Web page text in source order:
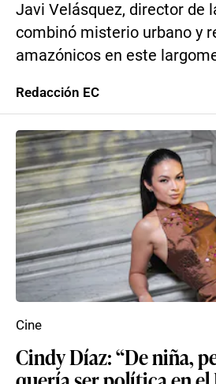
Javi Velásquez, director de
combinó misterio urbano y
amazónicos en este
Redacción EC
Cindy Díaz: “De niña,
Cine